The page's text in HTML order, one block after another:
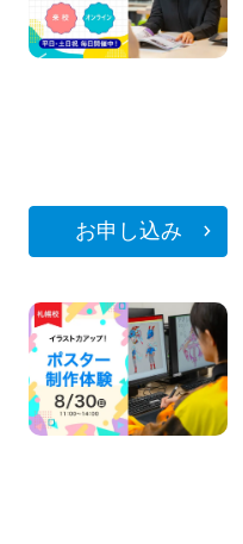
お申し込み